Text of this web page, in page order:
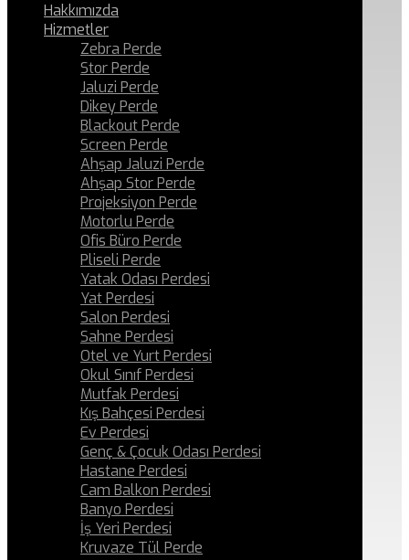
Hakkımızda
Hizmetler
Zebra Perde
Stor Perde
Jaluzi Perde
Dikey Perde
Blackout Perde
Screen Perde
Ahşap Jaluzi Perde
Ahşap Stor Perde
Projeksiyon Perde
Motorlu Perde
Ofis Büro Perde
Pliseli Perde
Yatak Odası Perdesi
Yat Perdesi
Salon Perdesi
Sahne Perdesi
Otel ve Yurt Perdesi
Okul Sınıf Perdesi
Mutfak Perdesi
Kış Bahçesi Perdesi
Ev Perdesi
Genç & Çocuk Odası Perdesi
Hastane Perdesi
Cam Balkon Perdesi
Banyo Perdesi
İş Yeri Perdesi
Kruvaze Tül Perde